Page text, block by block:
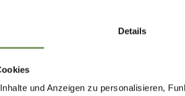
Details
und Anzeigen zu personalisieren,